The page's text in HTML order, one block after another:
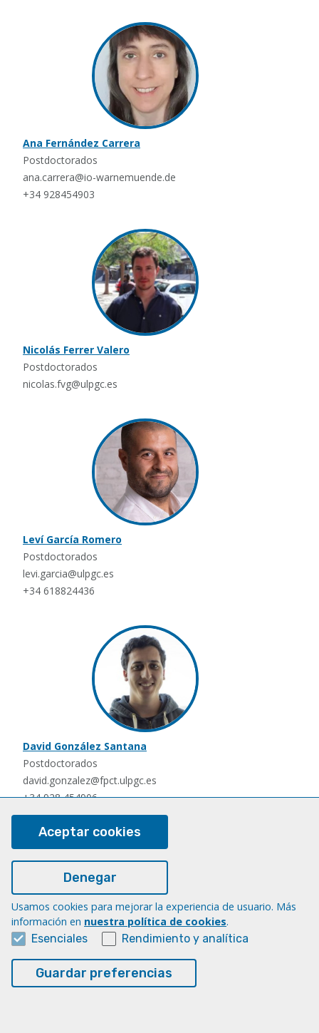
Ana Fernández Carrera
Postdoctorados
ana.carrera@io-warnemuende.de
+34 928454903
Nicolás Ferrer Valero
Postdoctorados
nicolas.fvg@ulpgc.es
Leví García Romero
Postdoctorados
levi.garcia@ulpgc.es
+34 618824436
David González Santana
Postdoctorados
david.gonzalez@fpct.ulpgc.es
+34 928 454906
Postdoctorados
nauzet.hernandez@ulpgc.es
Aceptar cookies
Denegar
Usamos cookies para mejorar la experiencia de usuario. Más
información en nuestra política de cookies.
Esenciales
Rendimiento y analítica
Guardar preferencias